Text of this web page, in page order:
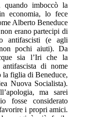
quando imboccò la
economia, lo fece
Alberto Beneduce
erano partecipi di
antifascisti (e agli
pochi aiuti). Da
sia l’Iri che la
di nome
la figlia di Beneduce,
Nuova Socialista).
ma sarei
fosse considerato
i propri amici.